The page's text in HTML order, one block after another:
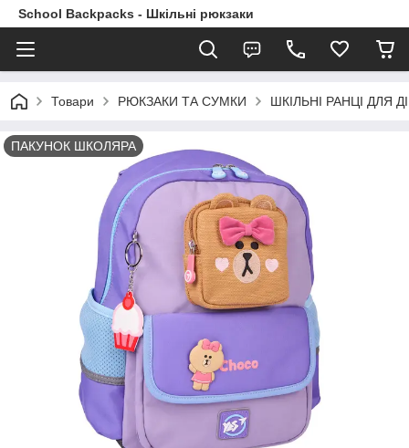
School Backpacks - Шкільні рюкзаки
Товари РЮКЗАКИ ТА СУМКИ ШКІЛЬНІ РАНЦІ ДЛЯ
ПАКУНОК ШКОЛЯРА